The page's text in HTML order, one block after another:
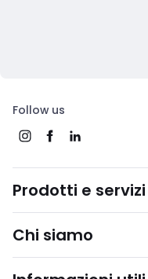
Follow us
Prodotti e servizi
Chi siamo